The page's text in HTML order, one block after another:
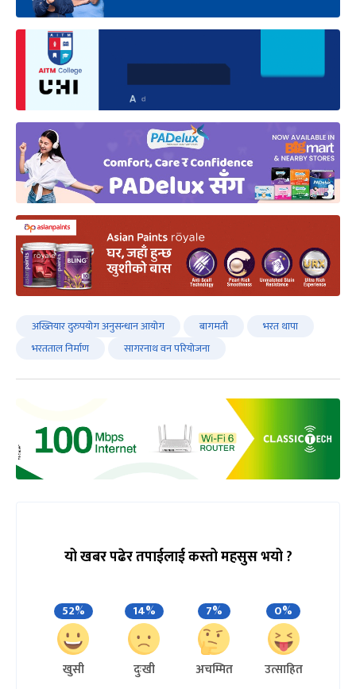
अख्तियार दुरुपयोग अनुसन्धान आयोग बागमती
भरत थापा
भरतताल निर्माण
सागरनाथ वन परियोजना
यो खबर पढेर तपाईलाई कस्तो महसुस भयो ?
52%
खुसी
14%
दुःखी
7%
अचम्मित
0%
उत्साहित